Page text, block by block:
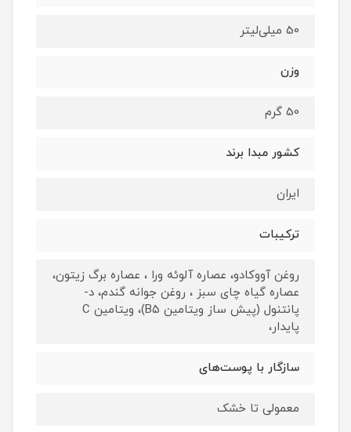
50 میلی‌لیتر
وزن
50 گرم
کشور مبدا برند
ایران
ترکیبات
روغن آووکادو، عصاره آلوئه ورا ، عصاره برگ زیتون،
عصاره گیاه چای سبز ، روغن جوانه گندم، د-
پانتنول (پیش ساز ویتامین B۵)، ویتامین C
پایدار،
سازگار با پوست‌های
معمولی تا خشک